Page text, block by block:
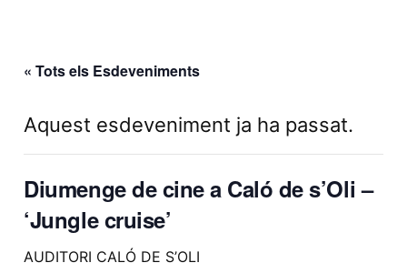
« Tots els Esdeveniments
Aquest esdeveniment ja ha passat.
Diumenge de cine a Caló de s’Oli –
‘Jungle cruise’
AUDITORI CALÓ DE S’OLI